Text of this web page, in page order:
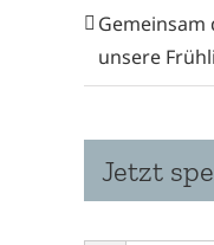
Gemeinsam
unsere
Jetzt